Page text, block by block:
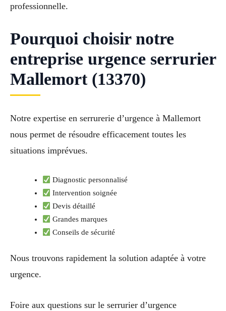
professionnelle.
Pourquoi choisir notre
entreprise urgence serrurier
Mallemort (13370)
Notre expertise en serrurerie d’urgence à Mallemort
nous permet de résoudre efficacement toutes les
situations imprévues.
Diagnostic personnalisé
Intervention soignée
Devis détaillé
Grandes marques
Conseils de sécurité
Nous trouvons rapidement la solution adaptée à votre
urgence.
Foire aux questions sur le serrurier d’urgence